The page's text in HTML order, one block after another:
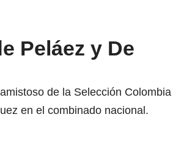
Peláez y De
de la Selección
en el combinado nacional.